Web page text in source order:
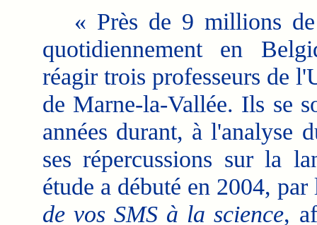
« Près de 9 millions de
quotidiennement en
réagir trois professeurs de
de Marne-la-Vallée. Ils se
années durant, à l'analyse
ses répercussions sur la
étude a débuté en 2004,
de vos SMS à la science,